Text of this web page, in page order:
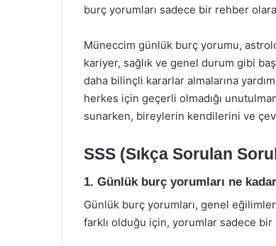
burç yorumları sadece bir rehber
Müneccim günlük burç yorumu,
kariyer, sağlık ve genel durum gibi
daha bilinçli kararlar almalarına
herkes için geçerli olmadığı
sunarken, bireylerin kendilerini ve
SSS (Sıkça Sorulan
1. Günlük burç yorumları ne
Günlük burç yorumları, genel
farklı olduğu için, yorumlar sadece